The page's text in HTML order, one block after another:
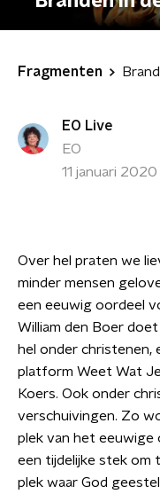
Fragmenten
EO Live
EO
11 januari
Over hel praten we
minder mensen
een eeuwig oordeel
William den Boer
hel onder christenen,
platform Weet Wat
Koers. Ook onder
verschuivingen. Zo
plek van het eeuwige
een tijdelijke stek om
plek waar God